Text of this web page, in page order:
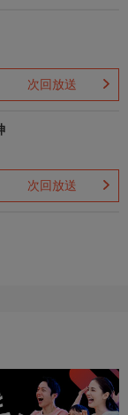
次回放送
次回放送